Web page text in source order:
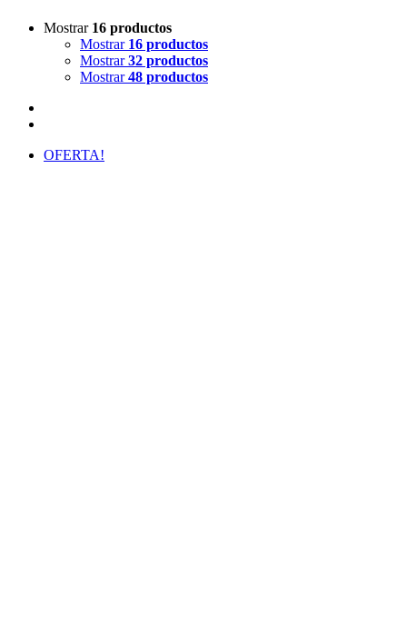
Mostrar 16 productos
Mostrar 16 productos
Mostrar32 productos
Mostrar48 productos
OFERTA!